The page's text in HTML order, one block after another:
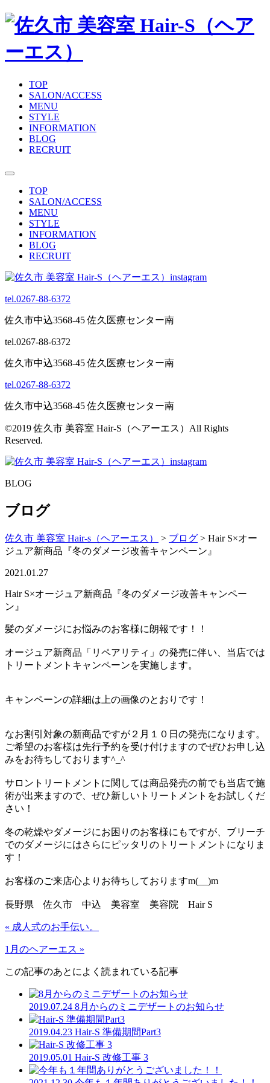
TOP
SALON/ACCESS
MENU
STYLE
INFORMATION
BLOG
RECRUIT
TOP
SALON/ACCESS
MENU
STYLE
INFORMATION
BLOG
RECRUIT
tel.0267-88-6372
佐久市中込3568-45 佐久医療センター南
tel.0267-88-6372
佐久市中込3568-45 佐久医療センター南
tel.0267-88-6372
佐久市中込3568-45 佐久医療センター南
©2019 佐久市 美容室 Hair-S（ヘアーエス）All Rights
Reserved.
BLOG
ブログ
佐久市 美容室 Hair-s（ヘアーエス） > ブログ > Hair S×オー
ジュア新商品『冬のダメージ改善キャンペーン』
2021.01.27
Hair S×オージュア新商品『冬のダメージ改善キャンペー
ン』
髪のダメージにお悩みのお客様に朗報です！！
オージュア新商品「リペアリティ」の発売に伴い、当店では
トリートメントキャンペーンを実施します。
キャンペーンの詳細は上の画像のとおりです！
なお割引対象の新商品ですが２月１０日の発売になります。
ご希望のお客様は先行予約を受け付けますのでぜひお申し込
みをお待ちしております^_^
サロントリートメントに関しては商品発売の前でも当店で施
術が出来ますので、ぜひ新しいトリートメントをお試しくだ
さい！
冬の乾燥やダメージにお困りのお客様にもですが、ブリーチ
でのダメージにはさらにピッタリのトリートメントになりま
す！
お客様のご来店心よりお待ちしておりますm(__)m
長野県 佐久市 中込 美容室 美容院 Hair S
« 成人式のお手伝い。
1月のヘアーエス »
この記事のあとによく読まれている記事
2019.07.24 8月からのミニデザートのお知らせ
2019.04.23 Hair-S 準備期間Part3
2019.05.01 Hair-S 改修工事 3